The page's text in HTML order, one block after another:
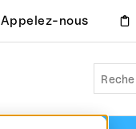
Appelez-nous